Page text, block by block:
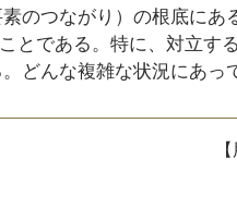
のつながり）の根底に
とである。特に、対立す
どんな複雑な状況にあっ